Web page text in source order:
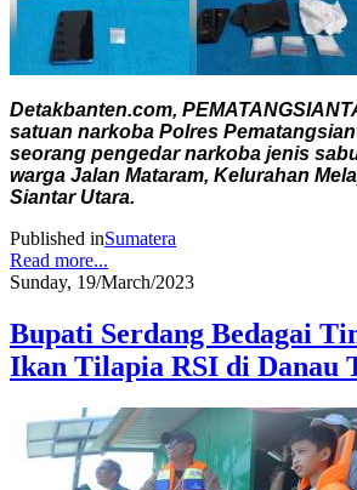
Detakbanten.com,
satuan narkoba Polres
seorang pengedar narkoba jenis
warga Jalan Mataram, Kelurahan
Siantar Utara.
Published inSumatera
Read more...
Sunday, 19/March/2023
Bupati Serdang Bedagai
Ikan Tilapia RSI di Danau